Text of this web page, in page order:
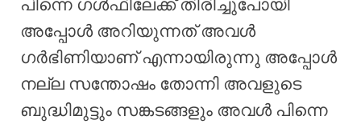
പിന്നെ ഗൾഫിലേക്ക് തിരിച്ചുപോയി
അപ്പോൾ അറിയുന്നത് അവൾ
ഗർഭിണിയാണ് എന്നായിരുന്നു അപ്പോൾ
നല്ല സന്തോഷം തോന്നി അവളുടെ
ബുദ്ധിമുട്ടും സങ്കടങ്ങളും അവൾ പിന്നെ